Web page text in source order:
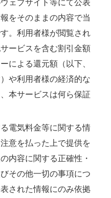
をそのままの内容で当
。利用者様が閲覧され
ービスを含む割引金額
による還元額（以下、
や利用者様の経済的な
本サービスは何ら保証
電気料金等に関する情
意を払った上で提供を
内容に関する正確性・
その他一切の事項につ
された情報にのみ依拠